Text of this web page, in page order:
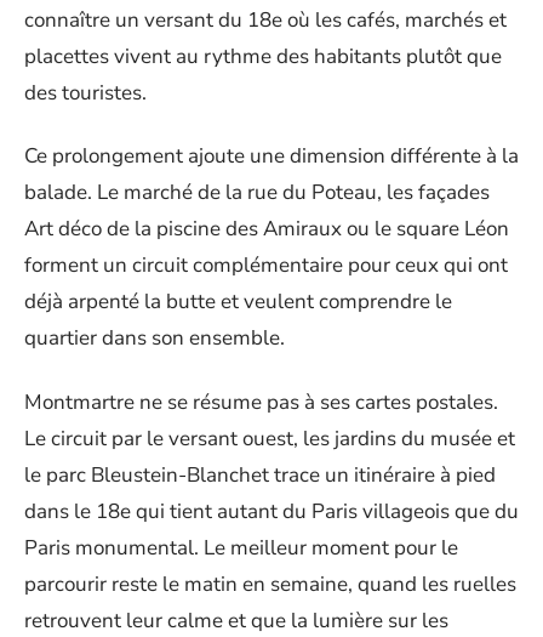
connaître un versant du 18e où les cafés, marchés et
placettes vivent au rythme des habitants plutôt que
des touristes.
Ce prolongement ajoute une dimension différente à la
balade. Le marché de la rue du Poteau, les façades
Art déco de la piscine des Amiraux ou le square Léon
forment un circuit complémentaire pour ceux qui ont
déjà arpenté la butte et veulent comprendre le
quartier dans son ensemble.
Montmartre ne se résume pas à ses cartes postales.
Le circuit par le versant ouest, les jardins du musée et
le parc Bleustein-Blanchet trace un itinéraire à pied
dans le 18e qui tient autant du Paris villageois que du
Paris monumental. Le meilleur moment pour le
parcourir reste le matin en semaine, quand les ruelles
retrouvent leur calme et que la lumière sur les